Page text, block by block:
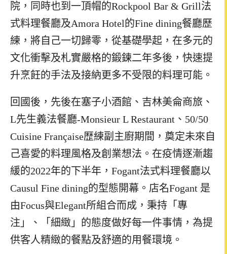
院，同時也到一頂帽的Rockpool Bar & Grill法
式料理餐廳及Amora Hotel的Fine dining餐廳歷
練，將自己一切歸零，從基礎學起，在多元的
文化衝擊及札實嚴格的鍛鍊二年多後，快速提
升烹飪的手法及接納更多不受限的料理可能。
回國後，先後在塞子小酒館、吉林美侖商旅、
L先生義法餐廳-Monsieur L Restaurant、50/50
Cuisine Française歴練副主廚期間，奠定未來自
己喜愛的料理風格及創業想法。在疫情逐漸趨
緩的2022年的下半年，Fogant法式料理餐廳以
Causul Fine dining的型態開幕。 店名Fogant 是
由Focus與Elegant所組合而成，秉持「專
注」、「細緻」的態度做好每一件事情，為提
供客人精緻的餐點及舒適的用餐環境。